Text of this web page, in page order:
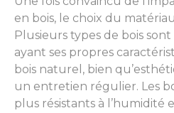
en bois, le choix du
Plusieurs types de bois
ayant ses propres
bois naturel, bien
un entretien régulier. Les
plus résistants à l’humidité